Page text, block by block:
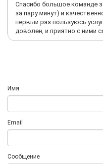
Спасибо большое команде
за пару минут) и
первый раз пользуюсь
доволен, и приятно с ними
Имя
Email
Сообщение